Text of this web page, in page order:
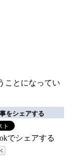
ことになってい
をシェアする
でシェアする